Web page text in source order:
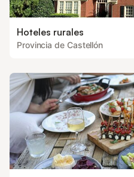
Hoteles rurales
Provincia de Castellón